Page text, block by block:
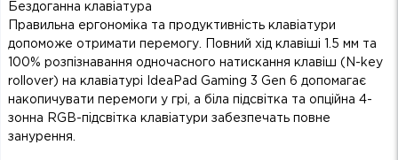
Бездоганна клавіатура
Правильна ергономіка та продуктивність клавіатури
допоможе отримати перемогу. Повний хід клавіші 1.5 мм та
100% розпізнавання одночасного натискання клавіш (N-key
rollover) на клавіатурі IdeaPad Gaming 3 Gen 6 допомагає
накопичувати перемоги у грі, а біла підсвітка та опційна 4-
зонна RGB-підсвітка клавіатури забезпечать повне
занурення.